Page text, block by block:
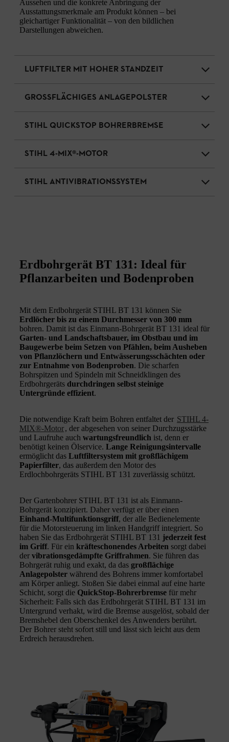
Aussehen und die konkrete Anbringung der
Ausstattungsmerkmale am Produkt können – bei
gleichartiger Funktionalität – von den bildlichen
Darstellungen abweichen.
LUFTFILTER MIT HOHER STANDZEIT
GROSSFLÄCHIGES ANLAGEPOLSTER
STIHL QUICKSTOP BOHRERBREMSE
STIHL 4-MIX®-MOTOR
STIHL ANTIVIBRATIONSSYSTEM
Erdbohrgerät BT 131: Ideal für
Pflanzarbeiten und Bodenproben
Mit dem Erdbohrgerät STIHL BT 131 können Sie
Erdlöcher bis zu einem Durchmesser von 300 mm
bohren. Damit ist das Einmann-Bohrgerät BT 131 ideal für
Garten- und Landschaftsbauer, im Obstbau und im
Baugewerbe beim Setzen von Pfählen, beim Ausheben
von Pflanzlöchern und Entwässerungsschächten oder
zur Entnahme von Bodenproben. Die scharfen
Bohrspitzen und Spindeln mit Schneidklingen des
Erdbohrgeräts durchdringen selbst steinige
Untergründe effizient.
Die notwendige Kraft beim Bohren entfaltet der STIHL 4-
MIX®-Motor, der abgesehen von seiner Durchzugsstärke
und Laufruhe auch wartungsfreundlich ist, denn er
benötigt keinen Ölservice. Lange Reinigungsintervalle
ermöglicht das Luftfiltersystem mit großflächigem
Papierfilter, das außerdem den Motor des
Erdlochbohrgeräts STIHL BT 131 zuverlässig schützt.
Der Gartenbohrer STIHL BT 131 ist als Einmann-
Bohrgerät konzipiert. Daher verfügt er über einen
Einhand-Multifunktionsgriff, der alle Bedienelemente
für die Motorsteuerung im linken Handgriff integriert. So
haben Sie das Erdbohrgerät STIHL BT 131 jederzeit fest
im Griff. Für ein kräfteschonendes Arbeiten sorgt dabei
der vibrationsgedämpfte Griffrahmen. Sie führen das
Bohrgerät ruhig und exakt, da das großflächige
Anlagepolster während des Bohrens immer komfortabel
am Körper anliegt. Stoßen Sie dabei einmal auf eine harte
Schicht, sorgt die QuickStop-Bohrerbremse für mehr
Sicherheit: Falls sich das Erdbohrgerät STIHL BT 131 im
Untergrund verhakt, wird die Bremse ausgelöst, sobald der
Bremshebel den Oberschenkel des Anwenders berührt.
Der Bohrer steht sofort still und lässt sich leicht aus dem
Erdreich herausdrehen.